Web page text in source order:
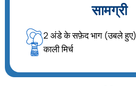
सामग्री
2 अंडे के सफ़ेद भाग (उबले हुए)
काली मिर्च